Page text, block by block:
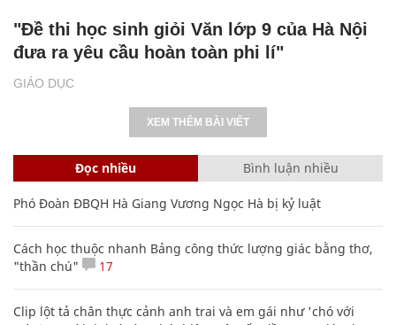
GIÁO DỤC
"Đề thi học sinh giỏi Văn lớp 9 của Hà Nội
đưa ra yêu cầu hoàn toàn phi lí"
XEM THÊM BÀI VIẾT
Đọc nhiều Bình luận nhiều
Phó Đoàn ĐBQH Hà Giang Vương Ngọc Hà bị kỷ luật
Cách học thuộc nhanh Bảng công thức lượng giác bằng thơ,
"thần chú"
17
Clip lột tả chân thực cảnh anh trai và em gái như 'chó với